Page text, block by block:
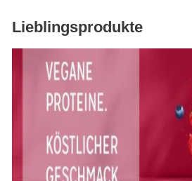
Lieblingsprodukte